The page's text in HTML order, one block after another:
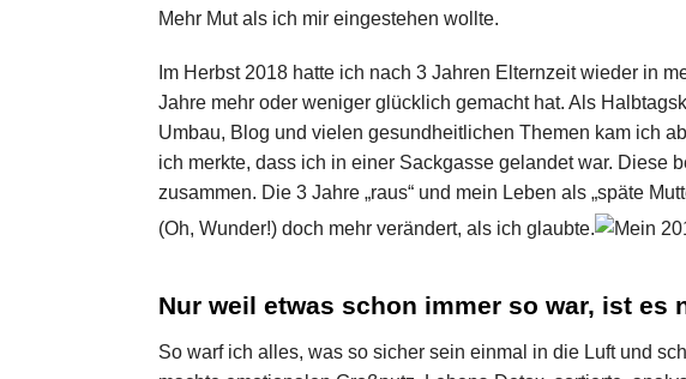
Mehr Mut als ich mir eingestehen wollte.
Im Herbst 2018 hatte ich nach 3 Jahren Elternzeit wieder in
Jahre mehr oder weniger glücklich gemacht hat. Als
Umbau, Blog und vielen gesundheitlichen Themen kam ich
ich merkte, dass ich in einer Sackgasse gelandet war. Diese
zusammen. Die 3 Jahre „raus“ und mein Leben als „späte
(Oh, Wunder!) doch mehr verändert, als ich glaubte.
Nur weil etwas schon immer so war, ist es
So warf ich alles, was so sicher sein einmal in die Luft und